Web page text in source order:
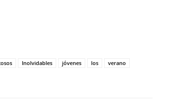
Inolvidables jóvenes los
verano